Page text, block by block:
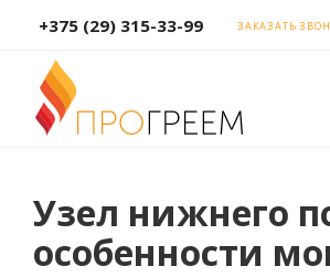
+375 (29) 315-33-99 ЗАКАЗАТЬ
Узел нижнего
особенности